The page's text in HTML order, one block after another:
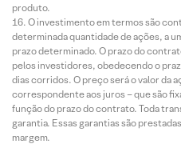
produto.
O investimento em termos são
determinada quantidade de ações, a
prazo determinado. O prazo do
pelos investidores, obedecendo o
dias corridos. O preço será o valor da
correspondente aos juros – que são
função do prazo do contrato. Toda
garantia. Essas garantias são
margem.